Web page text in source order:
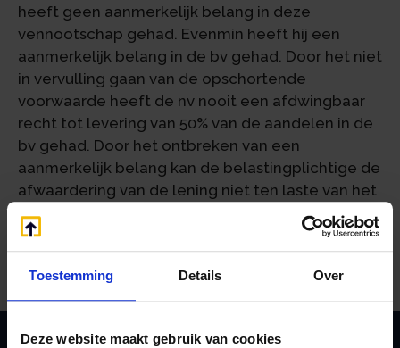
Toestemming Details Over
Deze website maakt gebruik van cookies
heeft geen aanmerkelijk belang in deze
vennootschap gehad. Evenmin heeft hij een
aanmerkelijk belang in de bv gehad. Door het niet
in vervulling gaan van de opschortende
voorwaarde heeft de nv nooit een afdwingbaar
recht tot levering van 50% van de aandelen in de
bv gehad. Door het ontbreken van een
aanmerkelijk belang kan de belastingplichtige de
afwaardering van de lening niet ten laste van het
belastbare inkomen brengen.